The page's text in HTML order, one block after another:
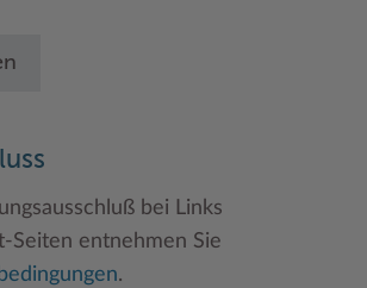
bei Links
Seiten entnehmen Sie
.